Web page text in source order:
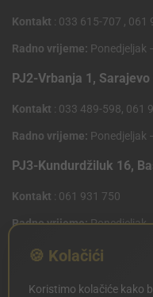
Kontakt : 033 615-707 , 061
Radno vrijeme: Ponedjeljak
PJ2-Vrbanja 1,
Kontakt : 033 489-598, 061
Radno vrijeme: Ponedjeljak
PJ3-Kundurdžiluk 16,
Kontakt : 061 931 750
Radno vrijeme:Ponedjeljak
PJ4 West
🍪 Kolačići
Koristimo kolačiće kako